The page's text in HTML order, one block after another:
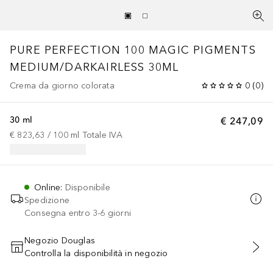
PURE PERFECTION 100 MAGIC PIGMENTS
MEDIUM/DARKAIRLESS 30ML
Crema da giorno colorata 0 (0)
€ 247,09
30 ml
€ 823,63 / 100 ml Totale IVA
Online: Disponibile
Spedizione
Consegna entro 3-6 giorni
AGGIUNGI AL CARRELLO
Negozio Douglas
Controlla la disponibilità in negozio